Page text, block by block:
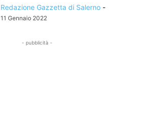
Redazione Gazzetta di Salerno -
11 Gennaio 2022
- pubblicità -